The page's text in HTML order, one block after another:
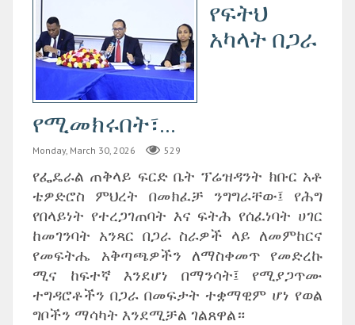
የፍትህ
አካላት በጋራ
የሚመክሩበት፣...
Monday, March 30, 2026 529
የፌዴራል ጠቅላይ ፍርድ ቤት ፕሬዝዳንት ክቡር አቶ
ቴዎድሮስ ምህረት በመክፈቻ ንግግራቸው፤ የሕግ
የበላይነት የተረጋገጠባት እና ፍትሕ የሰፈነባት ሀገር
ከመገንባት አንጻር በጋራ ስራዎች ላይ ለመምከርና
የመፍትሔ አቅጣጫዎችን ለማስቀመጥ የመድረኩ
ሚና ከፍተኛ እንደሆነ በማንሳት፤ የሚያጋጥሙ
ተግዳሮቶችን በጋራ በመፍታት ተቋማዊም ሆነ የወል
ግቦችን ማሳካት እንደሚቻል ገልጸዋል።